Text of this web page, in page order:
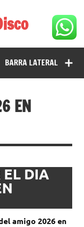
SHOW GUIA DE
BARRA LATERAL
EN
EL DIA
amigo 2026 en